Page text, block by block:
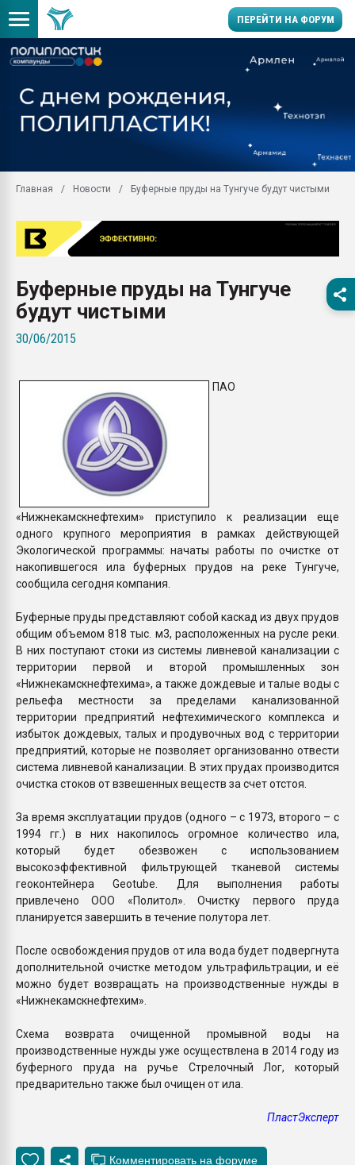
ПЕРЕЙТИ НА ФОРУМ
заводу пластмасс"
Помощь в подборе
Вакуум-формовочные
первый план в
пластмасс
Главная Новости Буферные пруды на Тунгуче будут чистыми
Буферные пруды на Тунгуче
будут чистыми
30/06/2015
ПАО
«Нижнекамскнефтехим» приступило к реализации еще
одного крупного мероприятия в рамках действующей
Экологической программы: начаты работы по очистке от
накопившегося ила буферных прудов на реке Тунгуче,
сообщила сегодня компания.
Буферные пруды представляют собой каскад из двух прудов
общим объемом 818 тыс. м3, расположенных на русле реки.
В них поступают стоки из системы ливневой канализации с
территории первой и второй промышленных зон
«Нижнекамскнефтехима», а также дождевые и талые воды с
рельефа местности за пределами канализованной
территории предприятий нефтехимического комплекса и
избыток дождевых, талых и продувочных вод с территории
предприятий, которые не позволяет организованно отвести
система ливневой канализации. В этих прудах производится
очистка стоков от взвешенных веществ за счет отстоя.
За время эксплуатации прудов (одного – с 1973, второго – с
1994 гг.) в них накопилось огромное количество ила,
который будет обезвожен с использованием
высокоэффективной фильтрующей тканевой системы
геоконтейнера Geotube. Для выполнения работы
привлечено ООО «Политол». Очистку первого пруда
планируется завершить в течение полутора лет.
После освобождения прудов от ила вода будет подвергнута
дополнительной очистке методом ультрафильтрации, и её
можно будет возвращать на производственные нужды в
«Нижнекамскнефтехим».
Схема возврата очищенной промывной воды на
производственные нужды уже осуществлена в 2014 году из
буферного пруда на ручье Стрелочный Лог, который
предварительно также был очищен от ила.
ПластЭксперт